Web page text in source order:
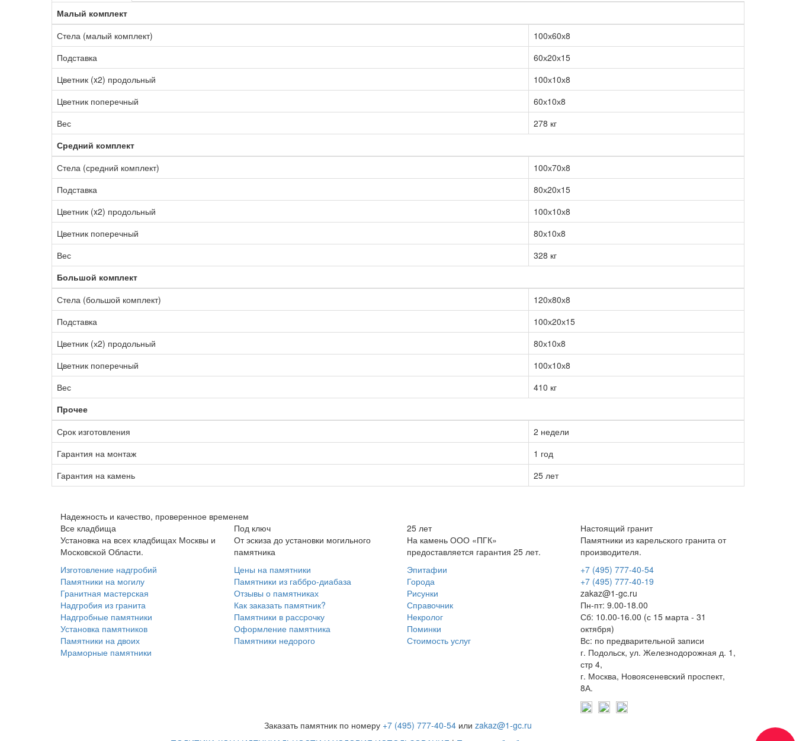
Малый комплект
Стела (малый комплект)
100х60х8
Подставка
60х20х15
Цветник (x2) продольный
100х10х8
Цветник поперечный
60х10х8
Вес
278 кг
Средний комплект
Стела (средний комплект)
100х70х8
Подставка
80х20х15
Цветник (x2) продольный
100х10х8
Цветник поперечный
80х10х8
Вес
328 кг
Большой комплект
Стела (большой комплект)
120х80х8
Подставка
100х20х15
Цветник (х2) продольный
80х10х8
Цветник поперечный
100х10х8
Вес
410 кг
Прочее
Срок изготовления
2 недели
Гарантия на монтаж
1 год
Гарантия на камень
25 лет
Надежность и качество, проверенное временем
Все кладбища
Установка на всех кладбищах Москвы и
Московской Области.
Под ключ
От эскиза до установки могильного
памятника
25 лет
На камень ООО «ПГК»
предоставляется гарантия 25 лет.
Настоящий гранит
Памятники из карельского гранита от
производителя.
Изготовление надгробий
Памятники на могилу
Гранитная мастерская
Надгробия из гранита
Надгробные памятники
Установка памятников
Памятники на двоих
Мраморные памятники
Цены на памятники
Памятники из габбро-диабаза
Отзывы о памятниках
Как заказать памятник?
Памятники в рассрочку
Оформление памятника
Памятники недорого
Эпитафии
Города
Рисунки
Справочник
Некролог
Поминки
Стоимость услуг
+7 (495) 777-40-54
+7 (495) 777-40-19
zakaz@1-gc.ru
Пн-пт: 9.00-18.00
Сб: 10.00-16.00 (с 15 марта - 31
октября)
Вс: по предварительной записи
г. Подольск, ул. Железнодорожная д. 1,
стр 4,
г. Москва, Новоясеневский проспект,
8А.
Заказать памятник по номеру +7 (495) 777-40-54 или zakaz@1-gc.ru